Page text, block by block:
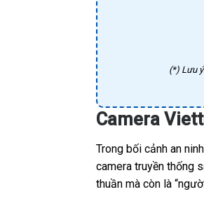
(*) Lưu
Camera
Trong bối cảnh an
camera truyền thống
thuần mà còn là